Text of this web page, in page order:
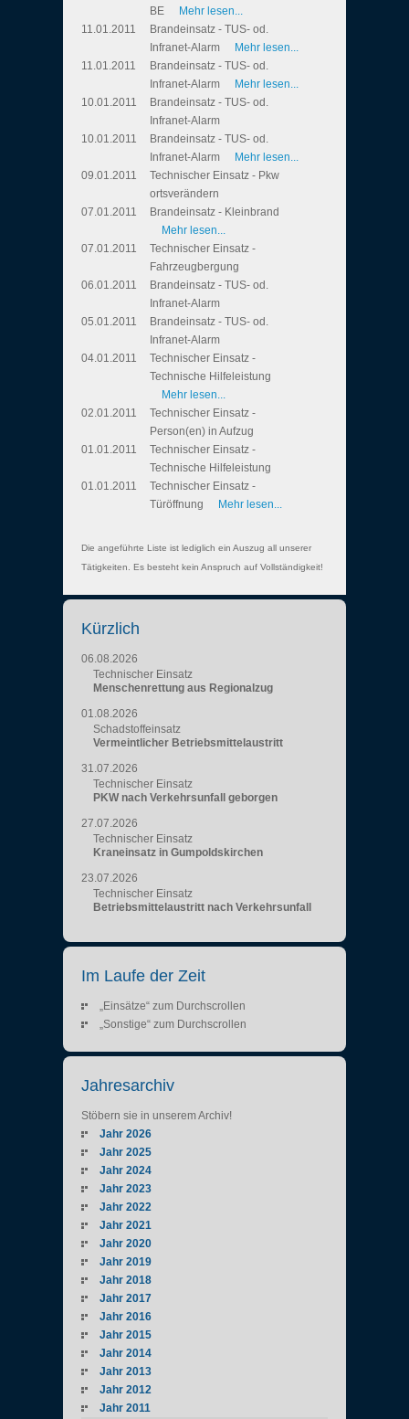
BE
Mehr lesen...
11.01.2011
Brandeinsatz - TUS- od.
Infranet-Alarm
Mehr lesen...
11.01.2011
Brandeinsatz - TUS- od.
Infranet-Alarm
Mehr lesen...
10.01.2011
Brandeinsatz - TUS- od.
Infranet-Alarm
10.01.2011
Brandeinsatz - TUS- od.
Infranet-Alarm
Mehr lesen...
09.01.2011
Technischer Einsatz - Pkw
ortsverändern
07.01.2011
Brandeinsatz - Kleinbrand
Mehr lesen...
07.01.2011
Technischer Einsatz -
Fahrzeugbergung
06.01.2011
Brandeinsatz - TUS- od.
Infranet-Alarm
05.01.2011
Brandeinsatz - TUS- od.
Infranet-Alarm
04.01.2011
Technischer Einsatz -
Technische Hilfeleistung
Mehr lesen...
02.01.2011
Technischer Einsatz -
Person(en) in Aufzug
01.01.2011
Technischer Einsatz -
Technische Hilfeleistung
01.01.2011
Technischer Einsatz -
Türöffnung
Mehr lesen...
Die angeführte Liste ist lediglich ein Auszug all unserer
Tätigkeiten. Es besteht kein Anspruch auf Vollständigkeit!
Kürzlich
06.08.2026
Technischer Einsatz
Menschenrettung aus Regionalzug
01.08.2026
Schadstoffeinsatz
Vermeintlicher Betriebsmittelaustritt
31.07.2026
Technischer Einsatz
PKW nach Verkehrsunfall geborgen
27.07.2026
Technischer Einsatz
Kraneinsatz in Gumpoldskirchen
23.07.2026
Technischer Einsatz
Betriebsmittelaustritt nach Verkehrsunfall
Im Laufe der Zeit
„Einsätze“ zum Durchscrollen
„Sonstige“ zum Durchscrollen
Jahresarchiv
Stöbern sie in unserem Archiv!
Jahr 2026
Jahr 2025
Jahr 2024
Jahr 2023
Jahr 2022
Jahr 2021
Jahr 2020
Jahr 2019
Jahr 2018
Jahr 2017
Jahr 2016
Jahr 2015
Jahr 2014
Jahr 2013
Jahr 2012
Jahr 2011